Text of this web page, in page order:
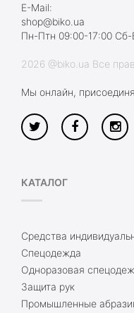
E-Mail:
shop@biko.ua
Пн-Птн 09:00-17:00
2026 @biko.ua Все
Мы онлайн,
КАТАЛОГ
Средства
Спецодежда
Одноразовая
Защита рук
Промышленные